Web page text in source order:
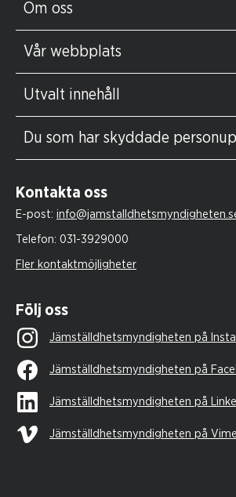
Om oss
Vår webbplats
Utvalt innehåll
Du som har skyddade
Kontakta oss
E-post:
Telefon: 031-3929000
Fler kontaktmöjligheter
Följ oss
Jämställdhetsmyndigheten på
Jämställdhetsmyndigheten på
Jämställdhetsmyndigheten på
Jämställdhetsmyndigheten på